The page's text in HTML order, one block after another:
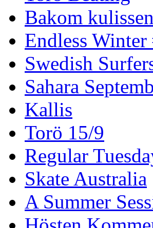
Bakom
Endless Winter
Swedish
Sahara
Kallis
Torö 15/9
Regular
Skate Australia
A Summer